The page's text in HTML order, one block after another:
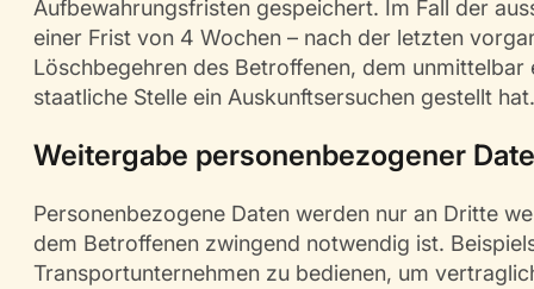
Aufbewahrungsfristen gespeichert. Im Fall der
einer Frist von 4 Wochen – nach der letzten
Löschbegehren des Betroffenen, dem
staatliche Stelle ein Auskunftsersuchen gestellt hat.
Weitergabe personenbezogener
Personenbezogene Daten werden nur an Dritte
dem Betroffenen zwingend notwendig ist.
Transportunternehmen zu bedienen, um